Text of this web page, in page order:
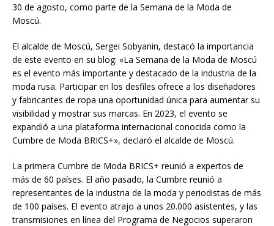
30 de agosto, como parte de la Semana de la Moda de
Moscú.
El alcalde de Moscú, Sergei Sobyanin, destacó la importancia
de este evento en su blog: «La Semana de la Moda de Moscú
es el evento más importante y destacado de la industria de la
moda rusa. Participar en los desfiles ofrece a los diseñadores
y fabricantes de ropa una oportunidad única para aumentar su
visibilidad y mostrar sus marcas. En 2023, el evento se
expandió a una plataforma internacional conocida como la
Cumbre de Moda BRICS+», declaró el alcalde de Moscú.
La primera Cumbre de Moda BRICS+ reunió a expertos de
más de 60 países. El año pasado, la Cumbre reunió a
representantes de la industria de la moda y periodistas de más
de 100 países. El evento atrajo a unos 20.000 asistentes, y las
transmisiones en línea del Programa de Negocios superaron